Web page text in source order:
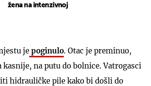
žena na intenzivnoj
je poginulo. Otac je preminuo,
na putu do bolnice. Vatrogasci
hidrauličke pile kako bi došli do